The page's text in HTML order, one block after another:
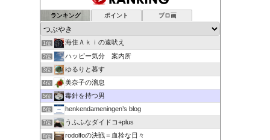
ランキング ポイント ブロ画
1位 海住Ａｋｉの遠吠え
2位 ハッピー気分 案内所
3位 ゆるりと暮す
4位 美奈子の溜息
5位 毒針を持つ男
6位 henkendameningen’s blog
7位 うふふなダイドコ+plus
8位 rodolfoの決戦＝血栓な日々